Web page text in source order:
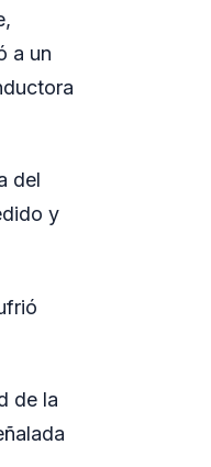
a un
del
y
de la